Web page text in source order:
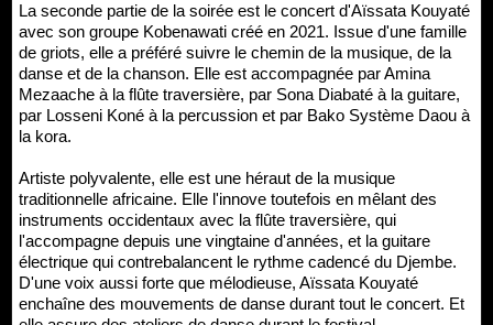
La seconde partie de la soirée est le concert d'Aïssata Kouyaté
avec son groupe Kobenawati créé en 2021. Issue d'une famille
de griots, elle a préféré suivre le chemin de la musique, de la
danse et de la chanson. Elle est accompagnée par Amina
Mezaache à la flûte traversière, par Sona Diabaté à la guitare,
par Losseni Koné à la percussion et par Bako Système Daou à
la kora.
Artiste polyvalente, elle est une héraut de la musique
traditionnelle africaine. Elle l'innove toutefois en mêlant des
instruments occidentaux avec la flûte traversière, qui
l'accompagne depuis une vingtaine d'années, et la guitare
électrique qui contrebalancent le rythme cadencé du Djembe.
D'une voix aussi forte que mélodieuse, Aïssata Kouyaté
enchaîne des mouvements de danse durant tout le concert. Et